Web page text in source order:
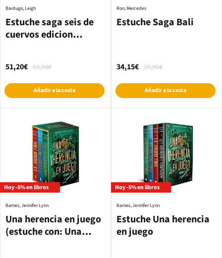
Estuche saga seis de
cuervos edicion
Bardugo, Leigh
53,90€
51,20€
Añadir a la cesta
Estuche Saga Bali
Ron, Mercedes
35,95€
34,15€
Añadir a la cesta
Hoy -5% en libros
Una herencia en juego
(estuche con: Una
Barnes, Jennifer Lynn
Hoy -5% en libros
Estuche Una herencia
en juego
Barnes, Jennifer Lynn